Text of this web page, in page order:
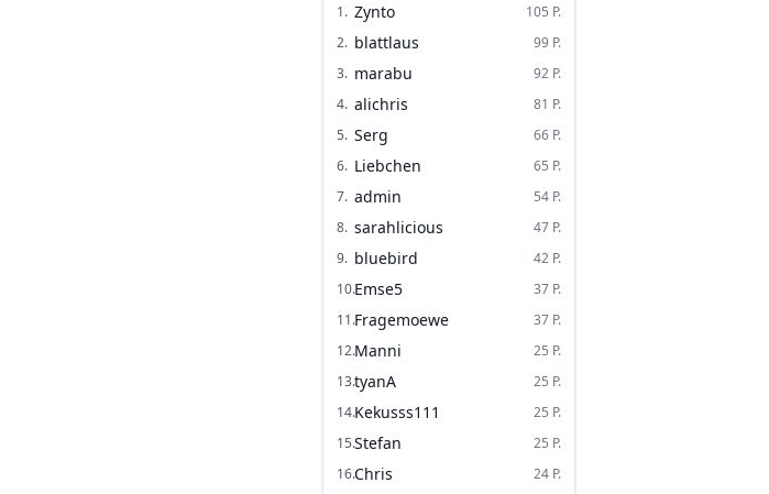
1. Zynto 105 P.
2. blattlaus 99 P.
3. marabu 92 P.
4. alichris 81 P.
5. Serg 66 P.
6. Liebchen 65 P.
7. admin 54 P.
8. sarahlicious 47 P.
9. bluebird 42 P.
10.Emse5 37 P.
11.Fragemoewe 37 P.
12.Manni 25 P.
13.tyanA 25 P.
14.Kekusss111 25 P.
15.Stefan 25 P.
16.Chris 24 P.